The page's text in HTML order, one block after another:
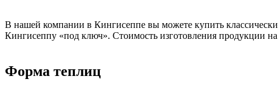
В нашей компании в Кингисеппе вы можете купить
Кингисеппу «под ключ». Стоимость изготовления продукции
Форма теплиц